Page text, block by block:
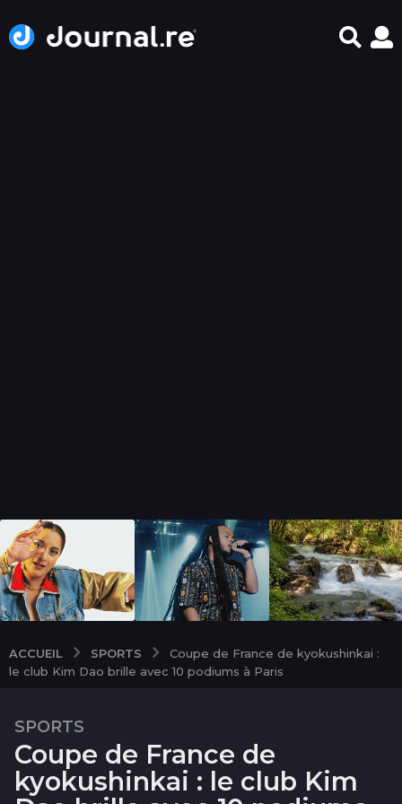
ACCUEIL SPORTS
Coupe de France de kyokushinkai :
le club Kim Dao brille avec 10 podiums à Paris
6
m
o
i
SPORTS
Coupe de France de
kyokushinkai : le club Kim